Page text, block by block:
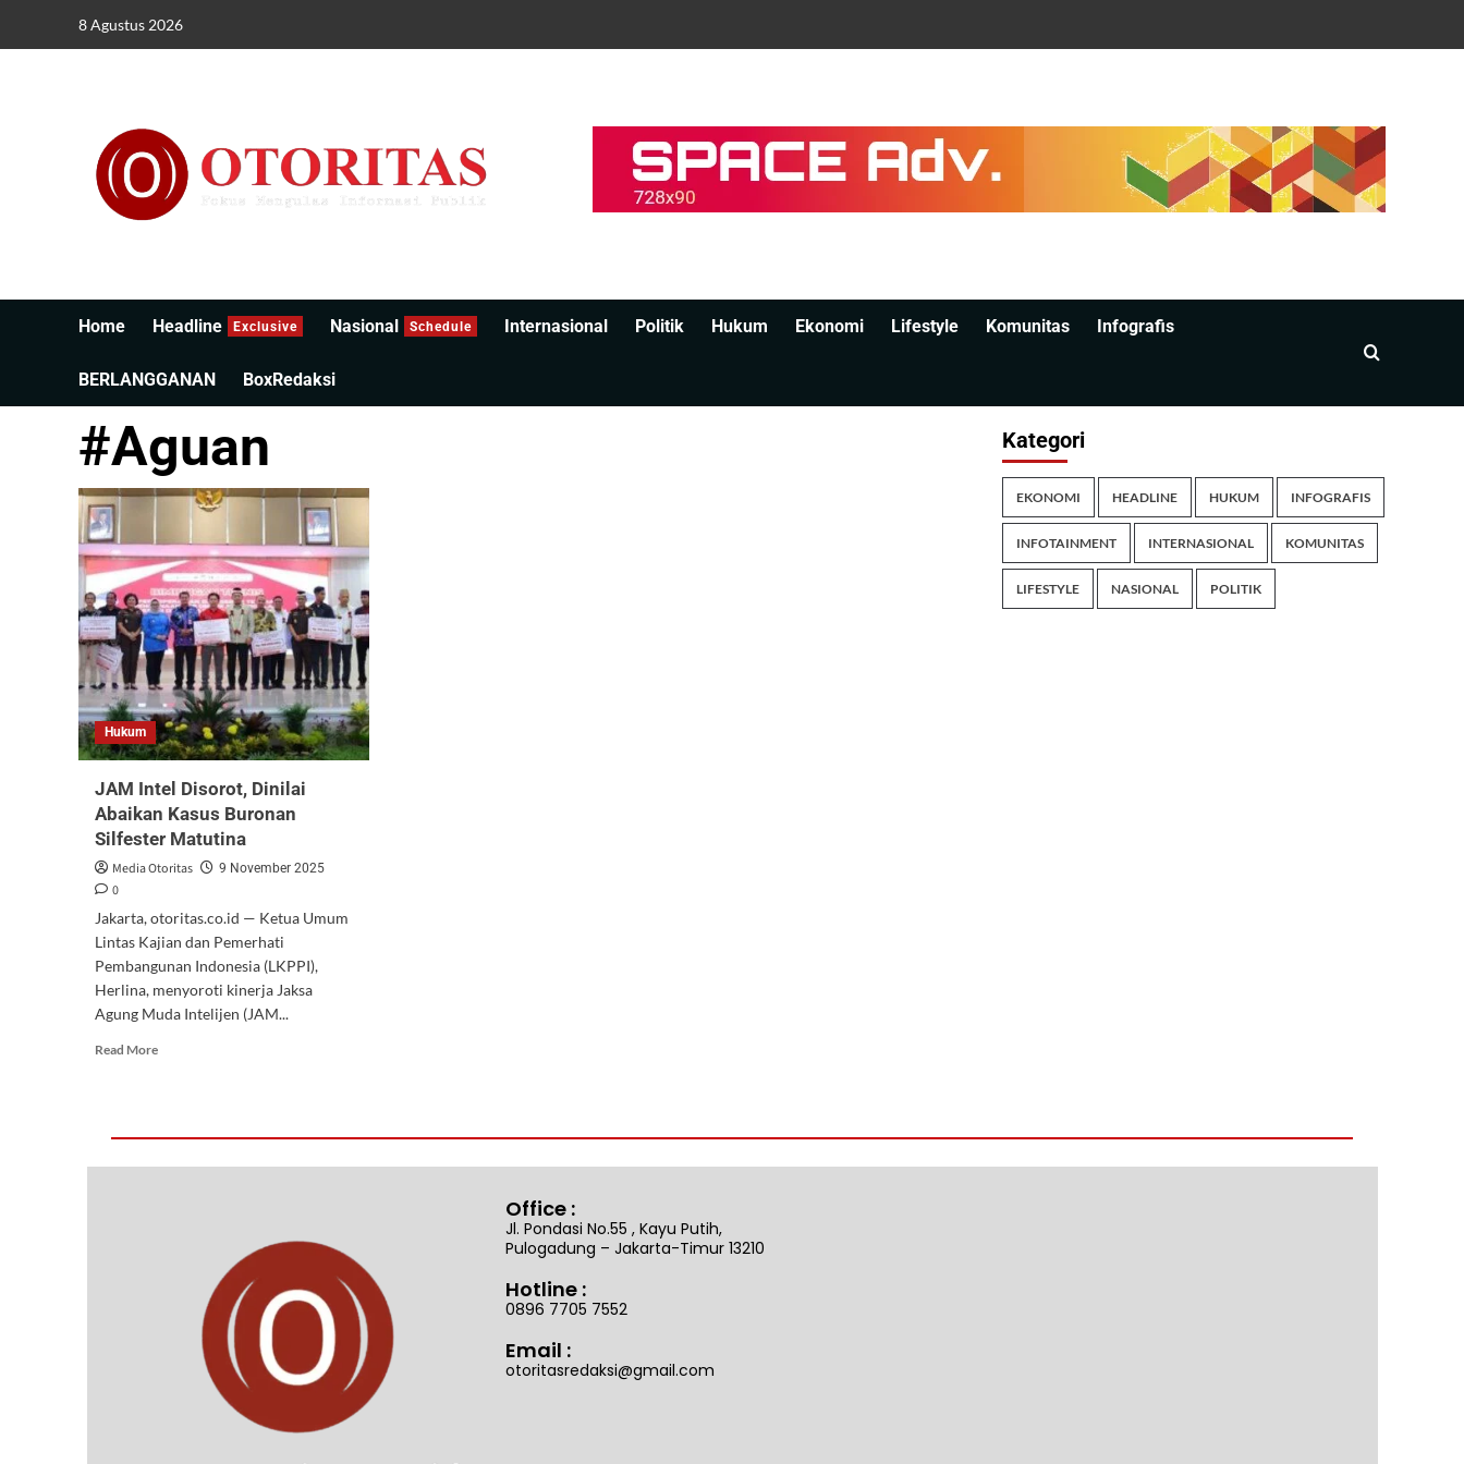
8 Agustus 2026
Home Headline Exclusive Nasional Schedule Internasional Politik Hukum Ekonomi Lifestyle Komunitas Infografis
BERLANGGANAN BoxRedaksi
#Aguan
Hukum
JAM Intel Disorot, Dinilai
Abaikan Kasus Buronan
Silfester Matutina
Media Otoritas 9 November 2025
0
Jakarta, otoritas.co.id — Ketua Umum
Lintas Kajian dan Pemerhati
Pembangunan Indonesia (LKPPI),
Herlina, menyoroti kinerja Jaksa
Agung Muda Intelijen (JAM...
Read More
Kategori
EKONOMI HEADLINE HUKUM INFOGRAFIS
INFOTAINMENT INTERNASIONAL KOMUNITAS
LIFESTYLE NASIONAL POLITIK
Office :
Jl. Pondasi No.55 , Kayu Putih,
Pulogadung – Jakarta-Timur 13210
Hotline :
0896 7705 7552
Email :
otoritasredaksi@gmail.com